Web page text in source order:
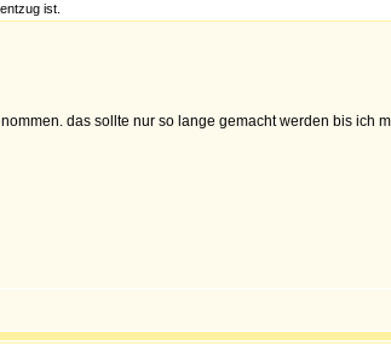
ist.
das sollte nur so lange gemacht werden bis ich